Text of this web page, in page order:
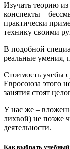
Изучать теорию из
конспекты –
практически
технику своими
В подобной
реальные умения,
Стоимость учебы
Евросоюза этого
занятия стоят
У нас же –
лихвой) не позже
деятельности.
Как выбрать учебный